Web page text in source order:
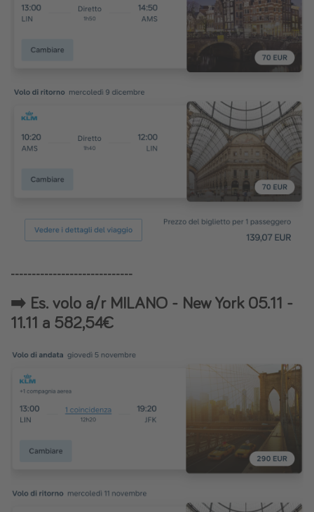
-----------------------------
➡️ Es. volo a/r MILANO - New York 05.11 -
11.11 a 582,54€